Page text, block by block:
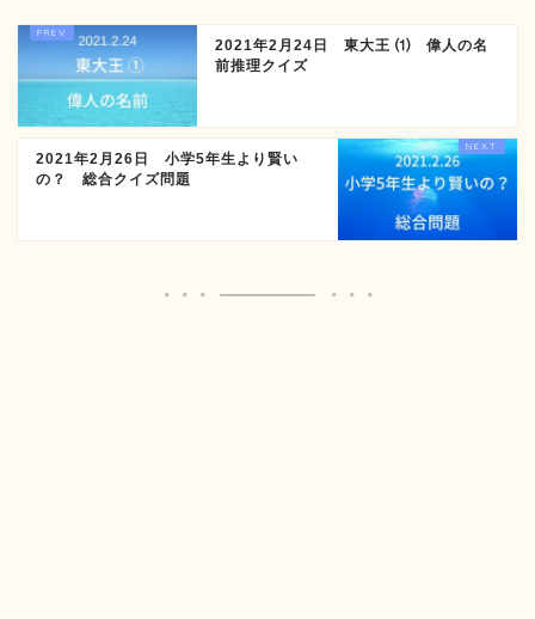
2021年2月24日 東大王 ⑴ 偉人の名
前推理クイズ
2021年2月26日 小学5年生より賢い
の？ 総合クイズ問題